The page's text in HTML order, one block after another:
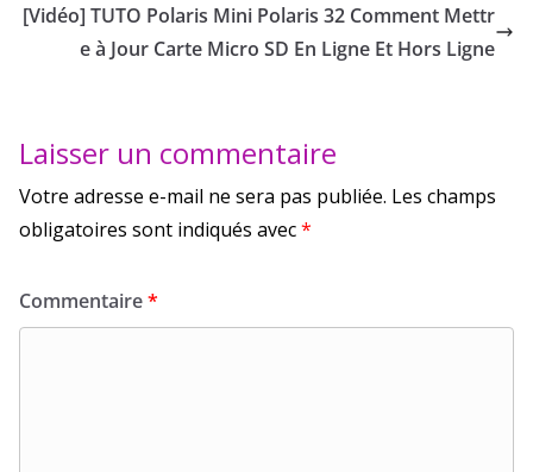
[Vidéo] TUTO Polaris Mini Polaris 32 Comment Mettr
e à Jour Carte Micro SD En Ligne Et Hors Ligne
Laisser un commentaire
Votre adresse e-mail ne sera pas publiée. Les champs
obligatoires sont indiqués avec*
Commentaire*